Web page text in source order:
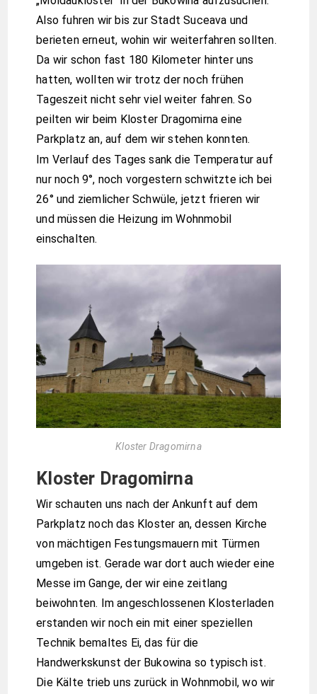
Also fuhren wir bis zur Stadt Suceava und
berieten erneut, wohin wir weiterfahren sollten.
Da wir schon fast 180 Kilometer hinter uns
hatten, wollten wir trotz der noch frühen
Tageszeit nicht sehr viel weiter fahren. So
peilten wir beim Kloster Dragomirna eine
Parkplatz an, auf dem wir stehen konnten.
Im Verlauf des Tages sank die Temperatur auf
nur noch 9°, noch vorgestern schwitzte ich bei
26° und ziemlicher Schwüle, jetzt frieren wir
und müssen die Heizung im Wohnmobil
einschalten.
Kloster Dragomirna
Kloster Dragomirna
Wir schauten uns nach der Ankunft auf dem
Parkplatz noch das Kloster an, dessen Kirche
von mächtigen Festungsmauern mit Türmen
umgeben ist. Gerade war dort auch wieder eine
Messe im Gange, der wir eine zeitlang
beiwohnten. Im angeschlossenen Klosterladen
erstanden wir noch ein mit einer speziellen
Technik bemaltes Ei, das für die
Handwerkskunst der Bukowina so typisch ist.
Die Kälte trieb uns zurück in Wohnmobil, wo wir